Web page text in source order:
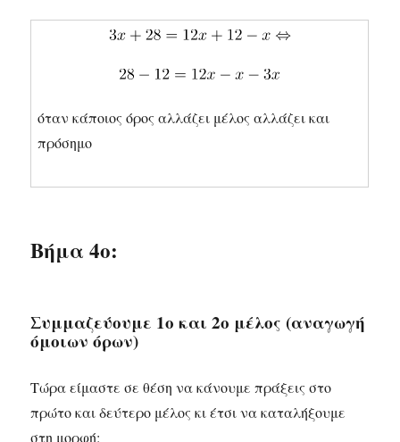
όταν κάποιος όρος αλλάζει μέλος αλλάζει και
πρόσημο
Βήμα 4ο:
Συμμαζεύουμε 1ο και 2ο μέλος (αναγωγή
όμοιων όρων)
Τώρα είμαστε σε θέση να κάνουμε πράξεις στο
πρώτο και δεύτερο μέλος κι έτσι να καταλήξουμε
στη μορφή: